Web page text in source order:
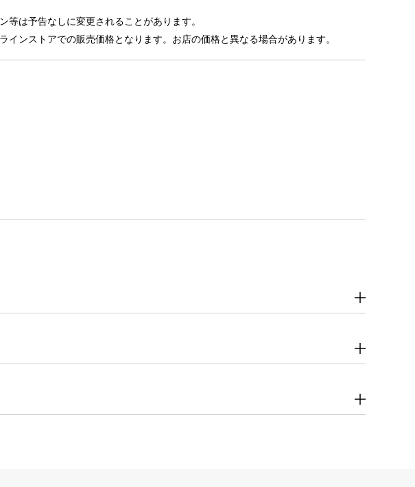
等は予告なしに変更されることがあります。
インストアでの販売価格となります。お店の価格と異なる場合があります。